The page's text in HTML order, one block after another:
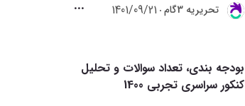
تحريريه 3گام 1401/09/21
بودجه بندی، تعداد سوالات و تحلیل
کنکور سراسری تجربی 1400